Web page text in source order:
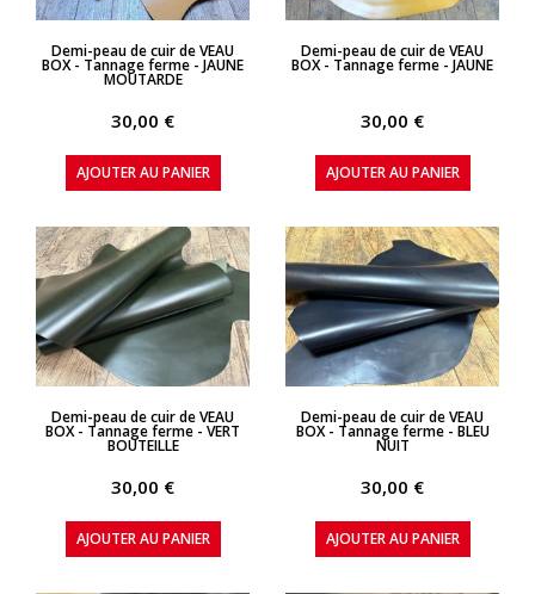
APERÇU RAPIDE
Demi-peau de cuir de VEAU
BOX - Tannage ferme - JAUNE
MOUTARDE
30,00 €
AJOUTER AU PANIER
APERÇU RAPIDE
Demi-peau de cuir de VEAU
BOX - Tannage ferme - JAUNE
30,00 €
AJOUTER AU PANIER
APERÇU RAPIDE
Demi-peau de cuir de VEAU
BOX - Tannage ferme - VERT
BOUTEILLE
30,00 €
AJOUTER AU PANIER
APERÇU RAPIDE
Demi-peau de cuir de VEAU
BOX - Tannage ferme - BLEU
NUIT
30,00 €
AJOUTER AU PANIER